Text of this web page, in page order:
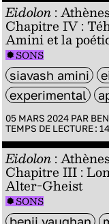
Eidolon:
Chapitre IV :
Amini et la
SONS
siavash amini
experimental
05 MARS 2024 PAR
TEMPS DE LECTURE : 14
Eidolon:
Chapitre III :
Alter-Gheist
SONS
benji vaughan